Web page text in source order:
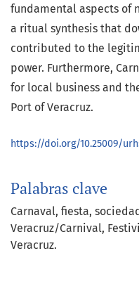
Palabras clave
Carnaval fiesta
Veracruz/Carnival
Veracruz.
fundamental aspects of
a ritual synthesis that
contributed to the
power. Furthermore,
for local business and
Port of Veracruz.
https://doi.org/10.25009/